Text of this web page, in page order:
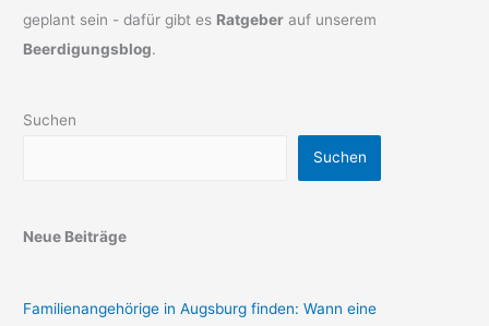
geplant sein - dafür gibt es Ratgeber auf unserem
Beerdigungsblog.
Suchen
Suchen
Neue Beiträge
Familienangehörige in Augsburg finden: Wann eine